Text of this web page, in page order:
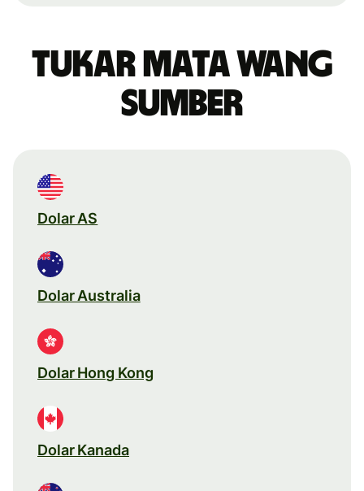
Tukar mata wang
sumber
Dolar AS
Dolar Australia
Dolar Hong Kong
Dolar Kanada